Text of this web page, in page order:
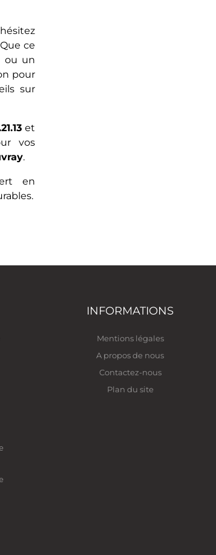
ce
ou un
pour
sur
et
vos
.
en
INFORMATIONS
Mentions légales
A propos de nous
Contactez-nous
Plan du site